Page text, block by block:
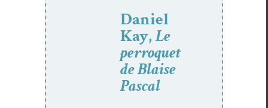
Daniel
Kay,Le
perroquet
de Blaise
Pascal